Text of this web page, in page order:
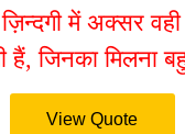
में अक्सर
हैं, जिनका मिलना
View Quote